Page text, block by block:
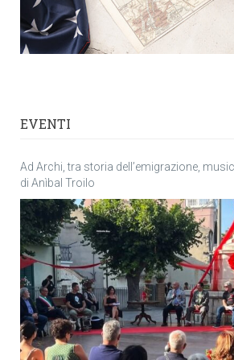
EVENTI
Ad Archi, tra storia dell’emigrazione,
di Anìbal Troilo